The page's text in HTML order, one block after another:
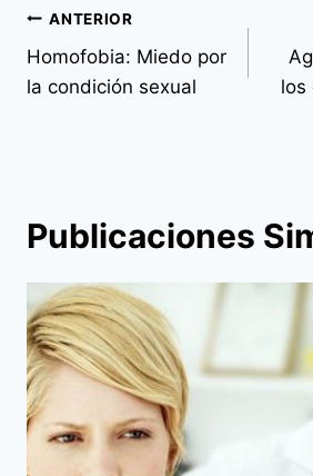
Navegación
de
entradas
ANTERIOR
Homofobia: Miedo por
la condición sexual
los
Publicaciones